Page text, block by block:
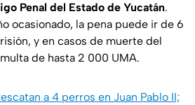
Penal del Estado de Yucatán.
ocasionado, la pena puede ir de 6
y en casos de muerte del
de hasta 2 000 UMA.
a 4 perros en Juan Pablo II;